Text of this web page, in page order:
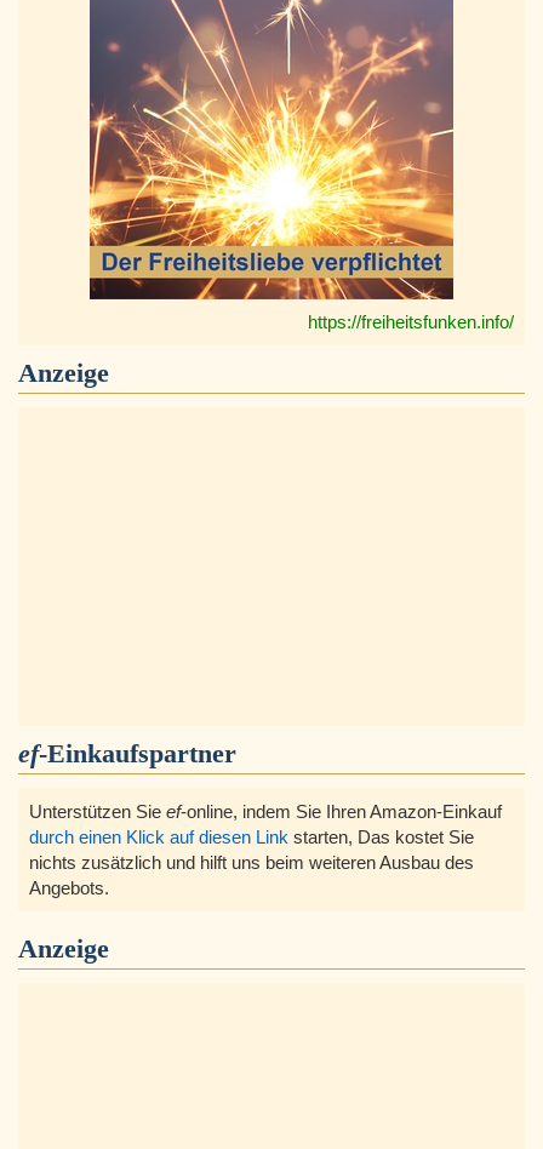
https://freiheitsfunken.info/
Anzeige
ef-Einkaufspartner
Unterstützen Sie ef-online, indem Sie Ihren Amazon-Einkauf
durch einen Klick auf diesen Link starten, Das kostet Sie
nichts zusätzlich und hilft uns beim weiteren Ausbau des
Angebots.
Anzeige